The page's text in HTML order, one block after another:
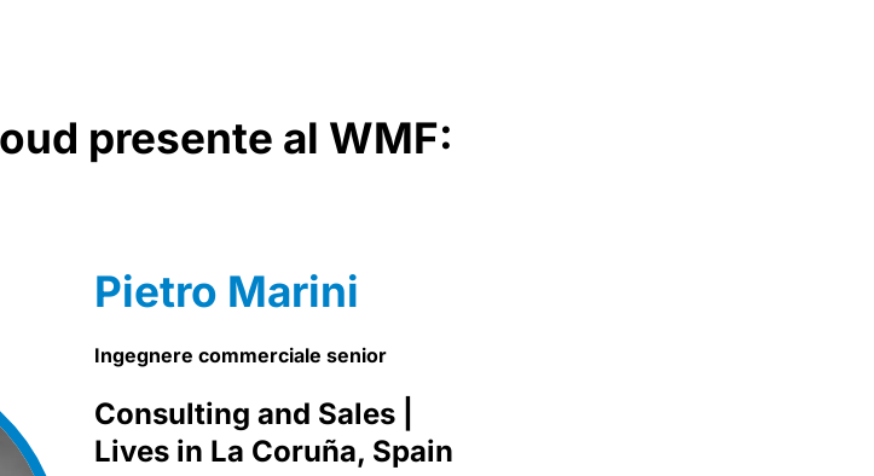
presente al WMF:
Pietro Marini
Ingegnere commerciale senior
Consulting and Sales |
Lives in La Coruña, Spain